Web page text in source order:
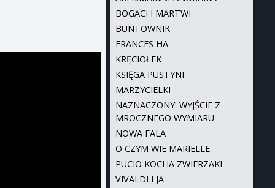
BOGACI I MARTWI
BUNTOWNIK
FRANCES HA
KRĘCIOŁEK
KSIĘGA PUSTYNI
MARZYCIELKI
NAZNACZONY: WYJŚCIE Z
MROCZNEGO WYMIARU
NOWA FALA
O CZYM WIE MARIELLE
PUCIO KOCHA ZWIERZAKI
VIVALDI I JA